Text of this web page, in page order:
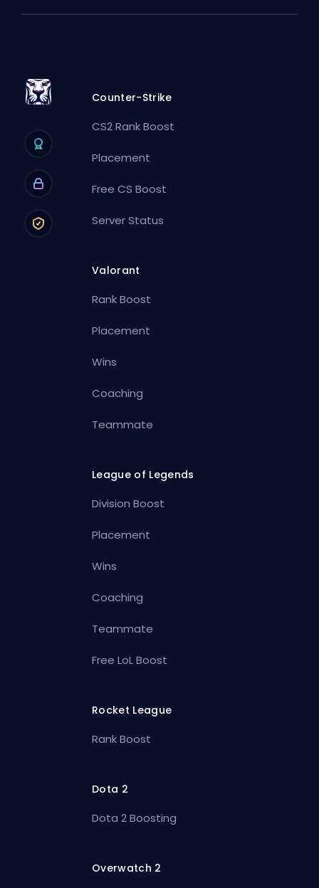
Counter-Strike
CS2 Rank Boost
Placement
Free CS Boost
Server Status
Valorant
Rank Boost
Placement
Wins
Coaching
Teammate
League of Legends
Division Boost
Placement
Wins
Coaching
Teammate
Free LoL Boost
Rocket League
Rank Boost
Dota 2
Dota 2 Boosting
Overwatch 2